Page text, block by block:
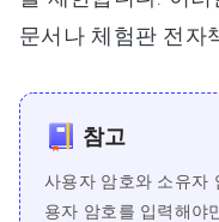
문서나 체험판 전자
참고
사용자 암호와 소유자
용자 암호를 입력해야